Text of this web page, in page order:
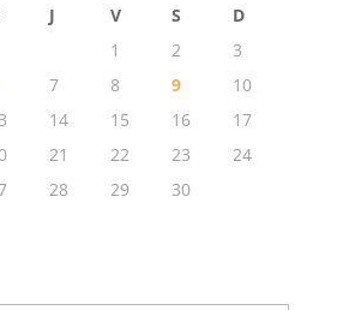
J V S
D
1
2
3
7 8 9
10
14 15 16
17
21 22 23
24
28 29
30